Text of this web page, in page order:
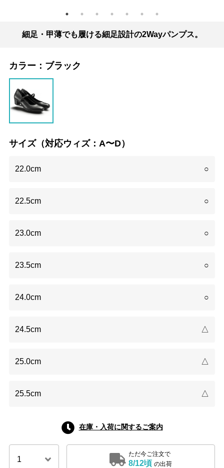
細足・甲薄でも履ける細足設計の2Wayパンプス。
カラー： ブラック
サイズ（対応ウィズ：A〜D）
22.0cm ○
22.5cm ○
23.0cm ○
23.5cm ○
24.0cm ○
24.5cm △
25.0cm △
25.5cm △
在庫・入荷に関するご案内
ただ今ご注文で
8/12頃 の出荷